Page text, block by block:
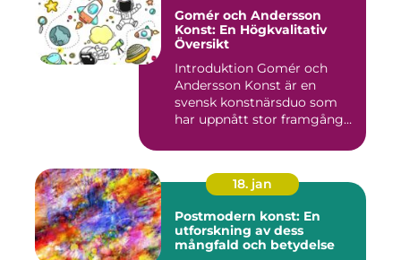
Gomér och Andersson
Konst: En Högkvalitativ
Översikt
Introduktion Gomér och
Andersson Konst är en
svensk konstnärsduo som
har uppnått stor framgång
18. jan
Postmodern konst: En
utforskning av dess
mångfald och betydelse